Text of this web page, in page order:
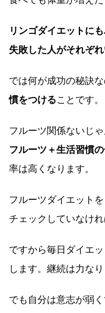
リンゴダイエットに
失敗した人がそれぞ
では何が成功の秘訣
慣をつけることです。
フルーツ関係ないじ
フルーツ＋生活習慣
率は高くなります。
フルーツダイエット
チェックしていなけ
ですから毎日ダイエ
します。継続は力な
でも自分は意志が弱